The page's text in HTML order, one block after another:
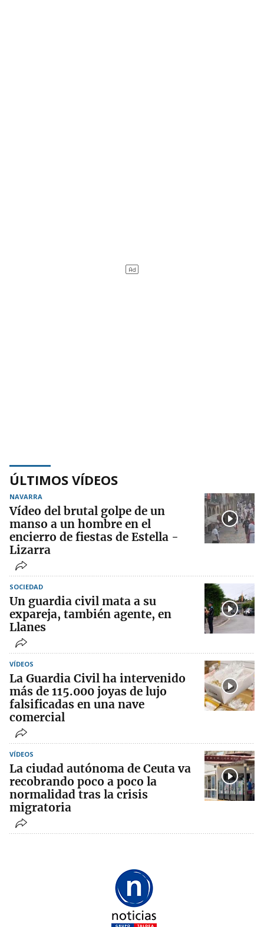
ÚLTIMOS VÍDEOS
NAVARRA
Vídeo del brutal golpe de un
manso a un hombre en el
encierro de fiestas de Estella -
Lizarra
SOCIEDAD
Un guardia civil mata a su
expareja, también agente, en
Llanes
VÍDEOS
La Guardia Civil ha intervenido
más de 115.000 joyas de lujo
falsificadas en una nave
comercial
VÍDEOS
La ciudad autónoma de Ceuta va
recobrando poco a poco la
normalidad tras la crisis
migratoria